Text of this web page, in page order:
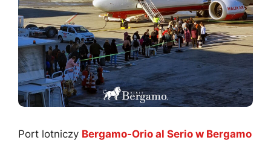
Port lotniczy Bergamo-Orio al Serio w Bergamo